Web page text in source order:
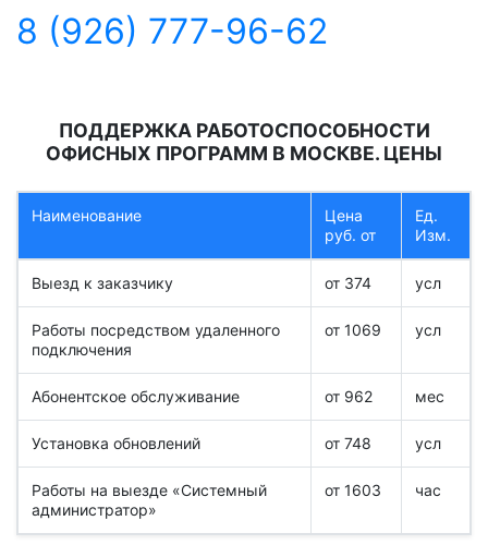
8 (926) 777-96-62
ПОДДЕРЖКА РАБОТОСПОСОБНОСТИ
ОФИСНЫХ ПРОГРАММ В МОСКВЕ. ЦЕНЫ
Наименование
Цена
руб. от
Ед.
Изм.
Выезд к заказчику от 374 усл
Работы посредством удаленного
подключения
от 1069 усл
Абонентское обслуживание от 962 мес
Установка обновлений от 748 усл
Работы на выезде «Системный
администратор»
от 1603 час